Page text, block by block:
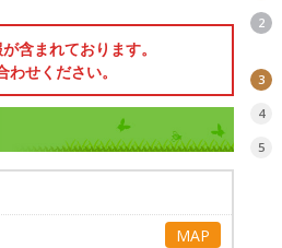
含まれております。
せください。
MAP
2
3
4
5